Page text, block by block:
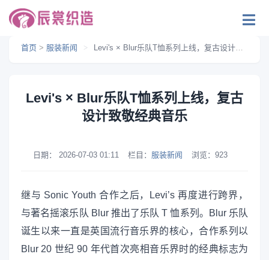
首页 > 服装新闻 > Levi's × Blur乐队T恤系列上线，复古设计致敬经典音乐
Levi's × Blur乐队T恤系列上线，复古
设计致敬经典音乐
日期： 2026-07-03 01:11 栏目： 服装新闻 浏览： 923
继与 Sonic Youth 合作之后，Levi’s 再度进行跨界，
与著名摇滚乐队 Blur 推出了乐队 T 恤系列。Blur 乐队
诞生以来一直是英国流行音乐界的核心，合作系列以
Blur 20 世纪 90 年代首次亮相音乐界时的经典标志为